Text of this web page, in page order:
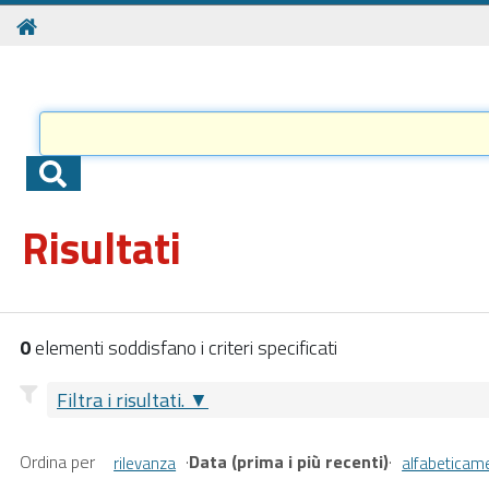
Risultati
0elementi soddisfano i criteri specificati
Filtra i risultati.
Ordina per rilevanza ·Data (prima i più recenti)·